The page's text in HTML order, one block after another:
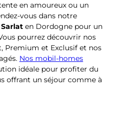
en amoureux ou un
vous dans notre
en Dordogne pour un
pourrez découvrir nos
Premium et Exclusif et nos
Nos mobil-homes
idéale pour profiter du
offrant un séjour comme à